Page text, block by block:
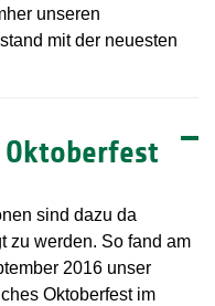
unseren
mit der neuesten
sind dazu da
zu werden. So fand am
2016 unser
Oktoberfest im